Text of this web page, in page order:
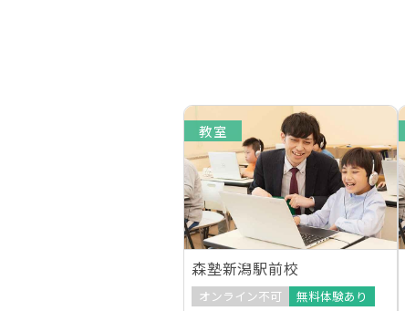
教室
森塾新潟駅前校
オンライン不可
無料体験あり